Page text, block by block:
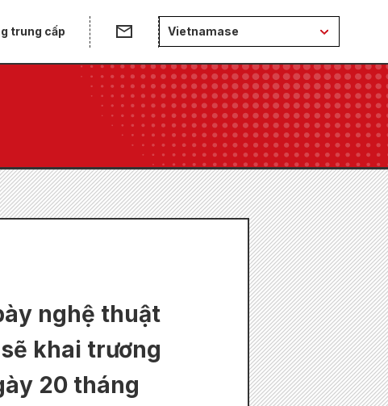
trung cấp Vietnamase
nghệ thuật
khai trương
20 tháng